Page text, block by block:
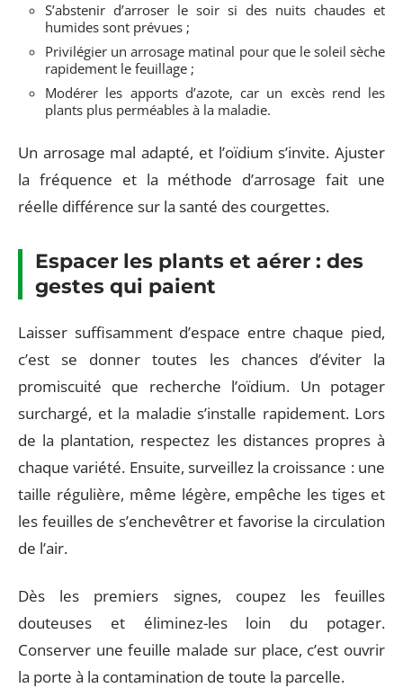
S’abstenir d’arroser le soir si des nuits chaudes et
humides sont prévues ;
Privilégier un arrosage matinal pour que le soleil sèche
rapidement le feuillage ;
Modérer les apports d’azote, car un excès rend les
plants plus perméables à la maladie.
Un arrosage mal adapté, et l’oïdium s’invite. Ajuster
la fréquence et la méthode d’arrosage fait une
réelle différence sur la santé des courgettes.
Espacer les plants et aérer : des
gestes qui paient
Laisser suffisamment d’espace entre chaque pied,
c’est se donner toutes les chances d’éviter la
promiscuité que recherche l’oïdium. Un potager
surchargé, et la maladie s’installe rapidement. Lors
de la plantation, respectez les distances propres à
chaque variété. Ensuite, surveillez la croissance : une
taille régulière, même légère, empêche les tiges et
les feuilles de s’enchevêtrer et favorise la circulation
de l’air.
Dès les premiers signes, coupez les feuilles
douteuses et éliminez-les loin du potager.
Conserver une feuille malade sur place, c’est ouvrir
la porte à la contamination de toute la parcelle.